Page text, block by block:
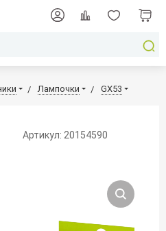
Лампочки GX53
Артикул: 20154590